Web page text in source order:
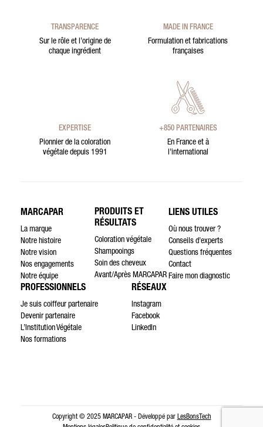
TRANSPARENCE
Sur le rôle et l’origine de
chaque ingrédient
MADE IN FRANCE
Formulation et fabrications
françaises
EXPERTISE
Pionnier de la coloration
végétale depuis 1991
+850 PARTENAIRES
En France et à
l’international
MARCAPAR
La marque
Notre histoire
Notre vision
Nos engagements
Notre équipe
PRODUITS ET
RÉSULTATS
Coloration végétale
Shampooings
Soin des cheveux
Avant/Après MARCAPAR
LIENS UTILES
Où nous trouver ?
Conseils d’experts
Questions fréquentes
Contact
Faire mon diagnostic
PROFESSIONNELS
Je suis coiffeur partenaire
Devenir partenaire
L’Institution Végétale
Nos formations
RÉSEAUX
Instagram
Facebook
LinkedIn
Copyright © 2025 MARCAPAR - Développé par LesBonsTech